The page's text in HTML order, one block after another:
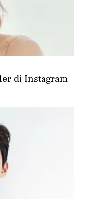
di Instagram